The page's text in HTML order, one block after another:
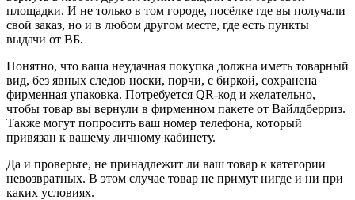
площадки. И не только в том городе, посёлке где вы получали
свой заказ, но и в любом другом месте, где есть пункты
выдачи от ВБ.
Понятно, что ваша неудачная покупка должна иметь товарный
вид, без явных следов носки, порчи, с биркой, сохранена
фирменная упаковка. Потребуется QR-код и желательно,
чтобы товар вы вернули в фирменном пакете от Вайлдберриз.
Также могут попросить ваш номер телефона, который
привязан к вашему личному кабинету.
Да и проверьте, не принадлежит ли ваш товар к категории
невозвратных. В этом случае товар не примут нигде и ни при
каких условиях.